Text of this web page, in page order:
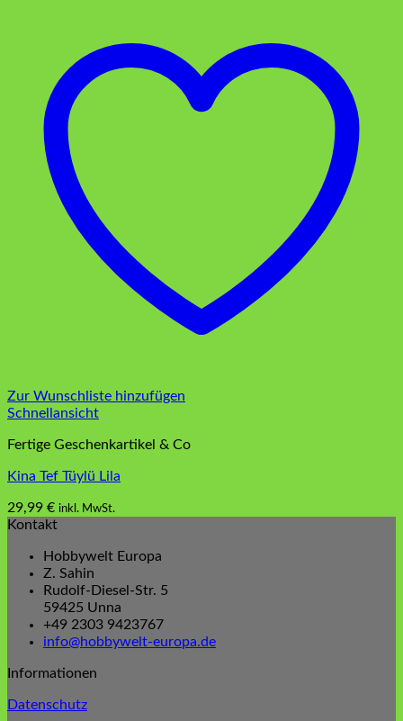
Zur Wunschliste hinzufügen
Schnellansicht
Fertige Geschenkartikel & Co
Kina Tef Tüylü Lila
29,99 € inkl. MwSt.
Kontakt
Hobbywelt Europa
Z. Sahin
Rudolf-Diesel-Str. 5
59425 Unna
+49 2303 9423767
info@hobbywelt-europa.de
Informationen
Datenschutz